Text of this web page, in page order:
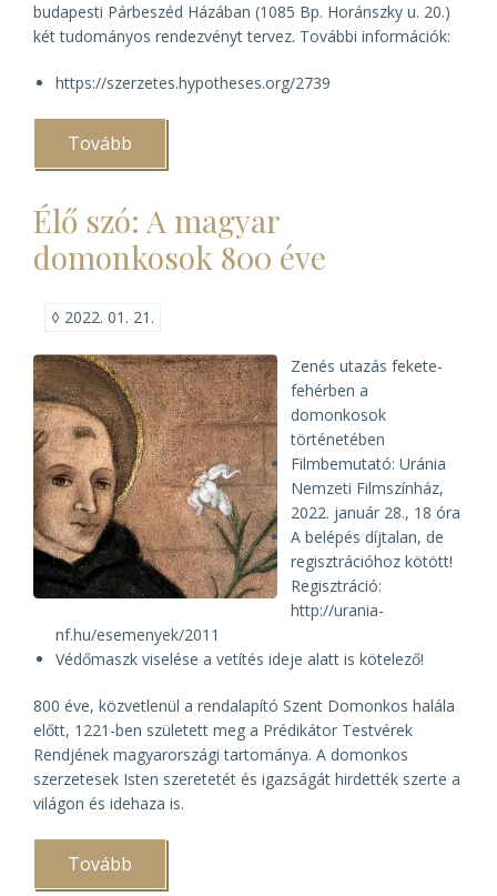
budapesti Párbeszéd Házában (1085 Bp. Horánszky u. 20.)
két tudományos rendezvényt tervez. További információk:
https://szerzetes.hypotheses.org/2739
Tovább
a
Társasága
feloszlatásának
250.
évfordulóján)
Élő szó: A magyar
domonkosok 800 éve
◊ 2022. 01. 21.
Zenés utazás fekete-
fehérben a
domonkosok
történetében
Filmbemutató: Uránia
Nemzeti Filmszínház,
2022. január 28., 18 óra
A belépés díjtalan, de
regisztrációhoz kötött!
Regisztráció:
http://urania-
nf.hu/esemenyek/2011
Védőmaszk viselése a vetítés ideje alatt is kötelező!
800 éve, közvetlenül a rendalapító Szent Domonkos halála
előtt, 1221-ben született meg a Prédikátor Testvérek
Rendjének magyarországi tartománya. A domonkos
szerzetesek Isten szeretetét és igazságát hirdették szerte a
világon és idehaza is.
Tovább